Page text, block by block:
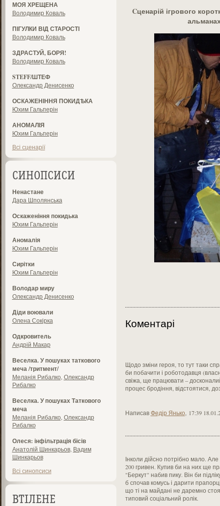
МОЯ ХРЕЩЕНА
Володимир Коваль
ПІГУЛКИ ВІД СТАРОСТІ
Володимир Коваль
ЗДРАСТУЙ, БОРЯ!
Володимир Коваль
STEFF/ШТЕФ
Олександр Денисенко
ОСКАЖЕНІННЯ ПОКИДѢКА
Юхим Гальперін
АНОМАЛІЯ
Юхим Гальперін
Всі сценарії
СИНОПСИСИ
Ненастане
Дара Шполянська
Оскаженіння покидька
Юхим Гальперін
Аномалія
Юхим Гальперін
Сирітки
Юхим Гальперін
Володар миру
Олександр Денисенко
Діди воювали
Олена Сокірка
Одкровитель
Андрій Макар
Веселка. У пошуках таткового
меча /тритмент/
Меланія Рибалко Олександр
Рибалко
Веселка. У пошуках Таткового
меча
Меланія Рибалко Олександр
Рибалко
Олеся: інфільтрація бісів
Анатолій Шинкарьов, Вадим
Шинкарьов
Всі синопсиси
ВТІЛЕНЕ
Cценарій ігрового
Коментарі
Щодо зміни героя, то тут таки
би побачити і роботодавця
свіжа, ще працювати –
процес бродіння, відстоятися,
НаписавФедір Янько 17:39
Інколи дійсно потрібно мало.
200 гривен. Купив би на них ще
"Беркут" набив пику. Він би
б спочав комусь і дарити
що ті на майдані не даремно
типовий соціальний ролік.